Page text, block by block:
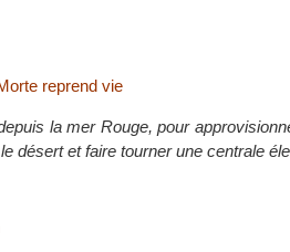
reprend vie
la mer Rouge, pour
désert et faire tourner une centrale